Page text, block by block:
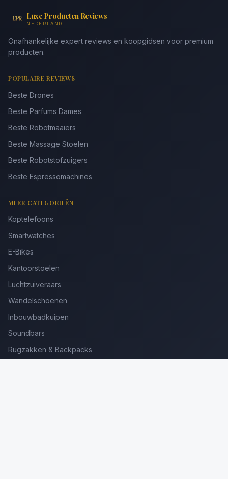
Luxe Producten Reviews
NEDERLAND
Onafhankelijke expert reviews en koopgidsen voor premium
producten.
POPULAIRE REVIEWS
Beste Drones
Beste Parfums Dames
Beste Robotmaaiers
Beste Massage Stoelen
Beste Robotstofzuigers
Beste Espressomachines
MEER CATEGORIEËN
Koptelefoons
Smartwatches
E-Bikes
Kantoorstoelen
Luchtzuiveraars
Wandelschoenen
Inbouwbadkuipen
Soundbars
Rugzakken & Backpacks